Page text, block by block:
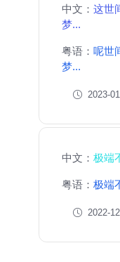
中文：这世
梦...
粤语：呢世
梦...
2023-
中文：极端
粤语：极端
2022-